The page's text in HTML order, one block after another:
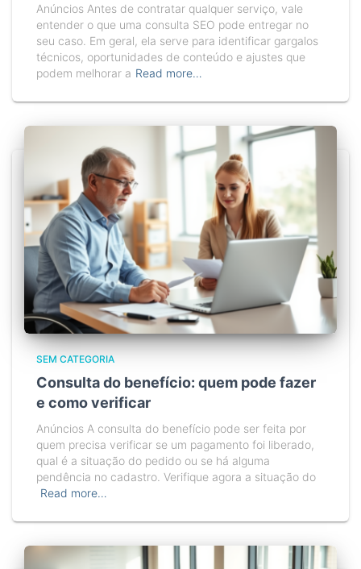
Anúncios Antes de contratar qualquer serviço, vale
entender o que uma consulta SEO pode entregar no
seu caso. Em geral, ela serve para identificar gargalos
técnicos, oportunidades de conteúdo e ajustes que
podem melhorar a Read more…
SEM CATEGORIA
Consulta do benefício: quem pode fazer
e como verificar
Anúncios A consulta do benefício pode ser feita por
quem precisa verificar se um pagamento foi liberado,
qual é a situação do pedido ou se há alguma
pendência no cadastro. Verifique agora a situação do
Read more…